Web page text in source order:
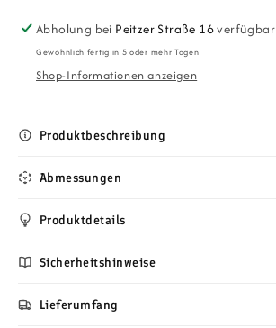
Polyrattan
–
Outdoor-
Terrasse
Garten
m
Polyrattan
–
Outdoor-
Terrasse
m
Abholung bei Peitzer Straße 16verfügbar
Gewöhnlich fertig in 5 oder mehr Tagen
Shop-Informationen anzeigen
Produktbeschreibung
Abmessungen
Produktdetails
Sicherheitshinweise
Lieferumfang